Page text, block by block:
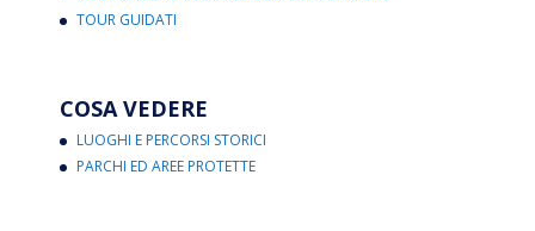
TOUR GUIDATI
COSA VEDERE
LUOGHI E PERCORSI STORICI
PARCHI ED AREE PROTETTE